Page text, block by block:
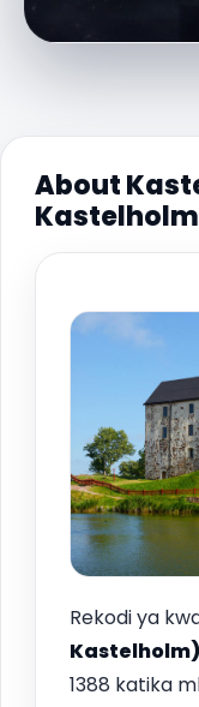
About
Rekodi ya
Kastelholm
1388 katika